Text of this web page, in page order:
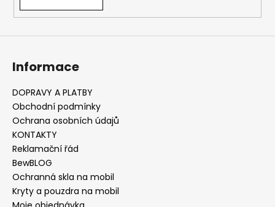
ý
Informace
DOPRAVY A PLATBY
Obchodní podmínky
Ochrana osobních údajů
KONTAKTY
Reklamační řád
BewBLOG
Ochranná skla na mobil
Kryty a pouzdra na mobil